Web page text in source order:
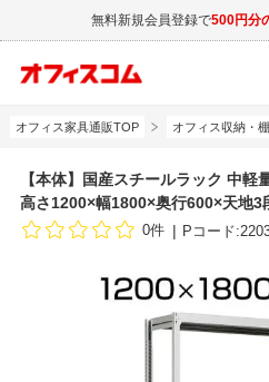
無料新規会員登録で500円分
オフィス家具通販TOP オフィス収納・棚
【本体】国産スチールラック 中
高さ1200×幅1800×奥行600×天地3
0件 Pコード